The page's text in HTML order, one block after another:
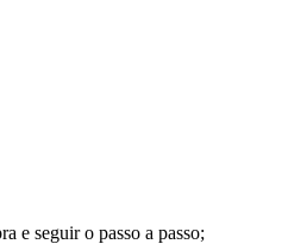
e seguir o passo a passo;